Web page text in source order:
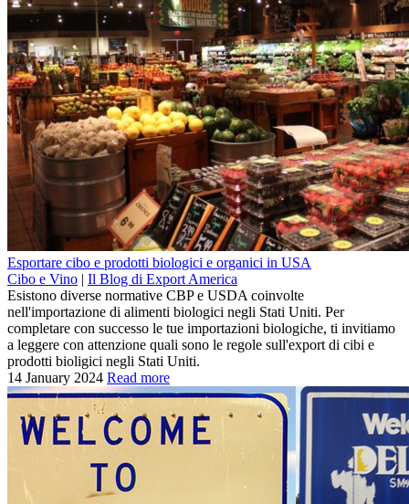
Esportare cibo e prodotti biologici e organici in USA
Cibo e Vino | Il Blog di Export America
Esistono diverse normative CBP e USDA coinvolte
nell'importazione di alimenti biologici negli Stati Uniti. Per
completare con successo le tue importazioni biologiche, ti invitiamo
a leggere con attenzione quali sono le regole sull'export di cibi e
prodotti bioligici negli Stati Uniti.
14 January 2024 Read more